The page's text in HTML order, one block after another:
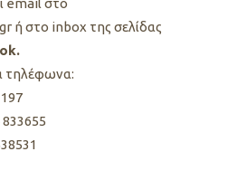
email στο
ή στο inbox της σελίδας
τηλέφωνα: